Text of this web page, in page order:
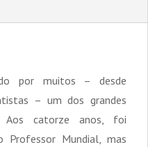
por muitos – desde
– um dos grandes
Aos catorze anos, foi
Professor Mundial, mas